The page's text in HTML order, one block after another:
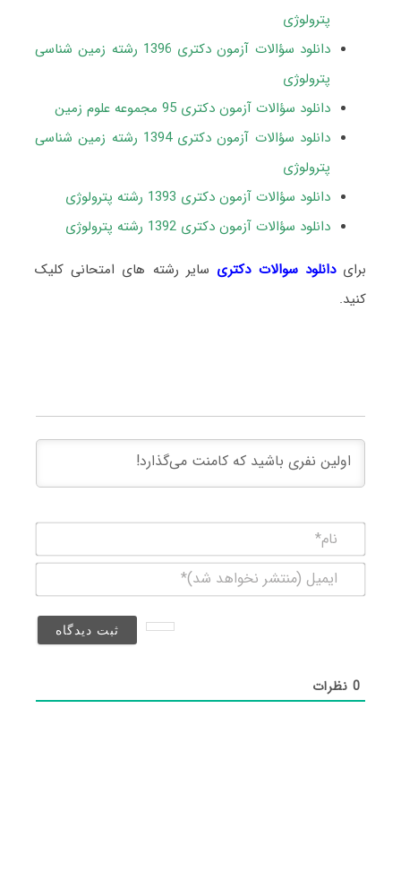
پترولوژی
دانلود سؤالات آزمون دکتری 1396 رشته زمین شناسی
پترولوژی
دانلود سؤالات آزمون دکتری 95 مجموعه علوم زمین
دانلود سؤالات آزمون دکتری 1394 رشته زمین شناسی
پترولوژی
دانلود سؤالات آزمون دکتری 1393 رشته پترولوژی
دانلود سؤالات آزمون دکتری 1392 رشته پترولوژی
برایدانلود سوالات دکتری سایر رشته های امتحانی کلیک
کنید.
(منتشر
0نظرات